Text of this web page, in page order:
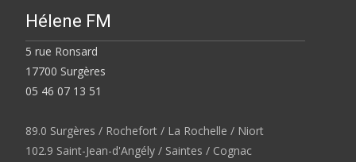
Hélene FM
5 rue Ronsard
17700 Surgères
05 46 07 13 51
89.0 Surgères / Rochefort / La Rochelle / Niort
102.9 Saint-Jean-d'Angély / Saintes / Cognac